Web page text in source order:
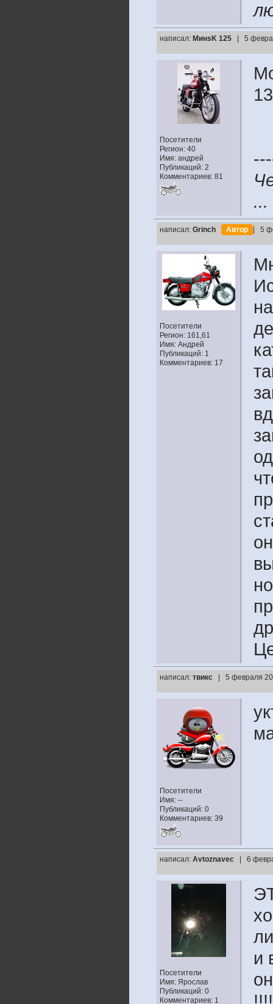
написал: MинsK 125 | 5
Посетители
Регион: 40
Имя: андрей
Публикаций: 2
Комментариев: 81
...
написал: Grinch Автор | 5
Посетители
Регион: 161,61
Имя: Андрей
Публикаций: 1
Комментариев: 17
написал: твикс | 5 февраля
Посетители
Имя: --
Публикаций: 0
Комментариев: 39
написал: Avtoznavec | 6
Посетители
Имя: Ярослав
Публикаций: 0
Комментариев: 1
и